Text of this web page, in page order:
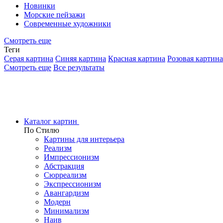
Новинки
Морские пейзажи
Современные художники
Смотреть еще
Теги
Серая картина Синяя картина Красная картина Розовая картина
Смотреть еще Все результаты
Каталог картин
По Стилю
Картины для интерьера
Реализм
Импрессионизм
Абстракция
Сюрреализм
Экспрессионизм
Авангардизм
Модерн
Минимализм
Наив